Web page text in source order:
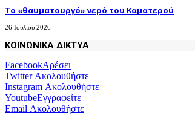
Το «θαυματουργό» νερό του Καματερού
26 Ιουλίου 2026
ΚΟΙΝΩΝΙΚΑ ΔΙΚΤΥΑ
FacebookΑρέσει
TwitterΑκολουθήστε
Instagram Ακολουθήστε
YoutubeΕγγραφείτε
Email Ακολουθήστε